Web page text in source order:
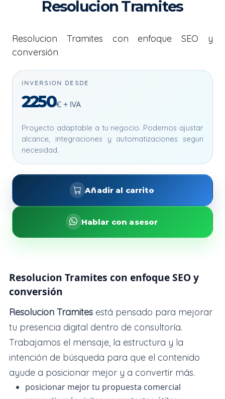
Resolucion Tramites
Resolucion Tramites con enfoque SEO y
conversión
INVERSION DESDE
2250€ + IVA
Proyecto adaptable a tu negocio. Podemos ajustar
alcance, integraciones y automatizaciones segun
necesidad.
Añadir al carrito
Hablar con asesor
Resolucion Tramites con enfoque SEO y
conversión
Resolucion Tramitesestá pensado para mejorar
tu presencia digital dentro de consultoría.
Trabajamos el mensaje, la estructura y la
intención de búsqueda para que el contenido
ayude a posicionar mejor y a convertir más.
posicionar mejor tu propuesta comercial